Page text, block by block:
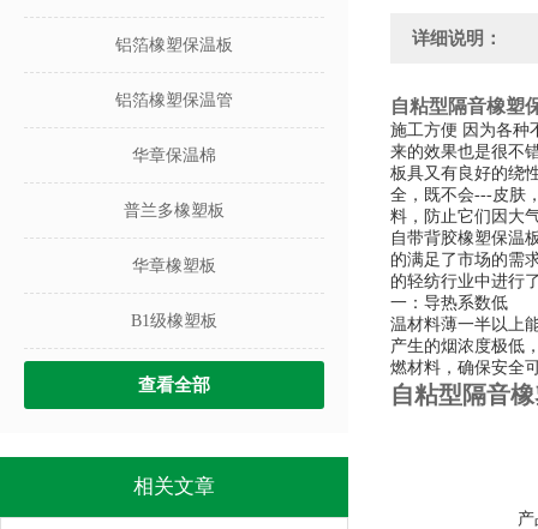
铝箔橡塑保温板
铝箔橡塑保温管
华章保温棉
普兰多橡塑板
华章橡塑板
B1级橡塑板
查看全部
相关文章
详细说明：
自粘型隔音橡塑
施工方便 因为各种
来的效果也是很不
板具又有良好的绕
全，既不会---皮肤
料，防止它们因大
自带背胶橡塑保温
的满足了市场的需
的轻纺行业中进行
一：导热系数低
温材料薄一半以上
产生的烟浓度极低
燃材料，确保安全
自粘型隔音